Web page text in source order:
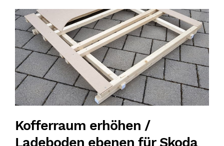
Kofferraum erhöhen /
Ladeboden ebenen für Skoda